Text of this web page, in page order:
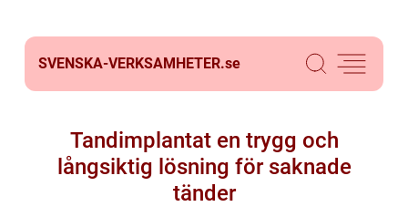
SVENSKA-VERKSAMHETER.se
Tandimplantat en trygg och
långsiktig lösning för saknade
tänder